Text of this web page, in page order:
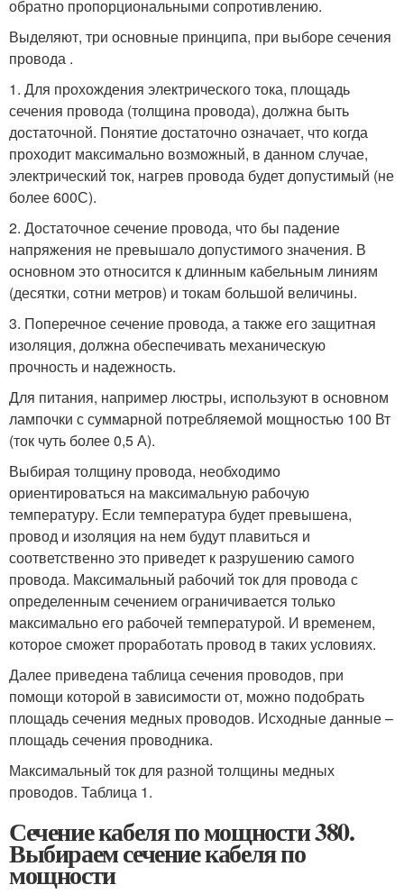
обратно пропорциональными сопротивлению.
Выделяют, три основные принципа, при выборе сечения
провода .
1. Для прохождения электрического тока, площадь
сечения провода (толщина провода), должна быть
достаточной. Понятие достаточно означает, что когда
проходит максимально возможный, в данном случае,
электрический ток, нагрев провода будет допустимый (не
более 600С).
2. Достаточное сечение провода, что бы падение
напряжения не превышало допустимого значения. В
основном это относится к длинным кабельным линиям
(десятки, сотни метров) и токам большой величины.
3. Поперечное сечение провода, а также его защитная
изоляция, должна обеспечивать механическую
прочность и надежность.
Для питания, например люстры, используют в основном
лампочки с суммарной потребляемой мощностью 100 Вт
(ток чуть более 0,5 А).
Выбирая толщину провода, необходимо
ориентироваться на максимальную рабочую
температуру. Если температура будет превышена,
провод и изоляция на нем будут плавиться и
соответственно это приведет к разрушению самого
провода. Максимальный рабочий ток для провода с
определенным сечением ограничивается только
максимально его рабочей температурой. И временем,
которое сможет проработать провод в таких условиях.
Далее приведена таблица сечения проводов, при
помощи которой в зависимости от, можно подобрать
площадь сечения медных проводов. Исходные данные –
площадь сечения проводника.
Максимальный ток для разной толщины медных
проводов. Таблица 1.
Сечение кабеля по мощности 380.
Выбираем сечение кабеля по
мощности